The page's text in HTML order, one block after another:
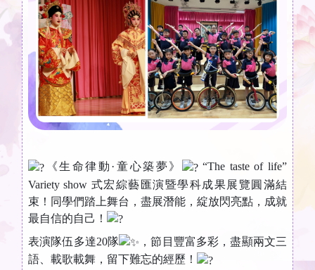
《生命律動·童心築夢》
“The taste of life”
Variety show 式宏綜藝匯演暨學科成果展覽圓滿結
束！同學們踏上舞台，盡展潛能，綻放閃亮點，成就
最自信的自己！
表演隊伍多達20隊
，節目豐富多彩，盡顯兩文三
語、載歌載舞，留下難忘的經歷！